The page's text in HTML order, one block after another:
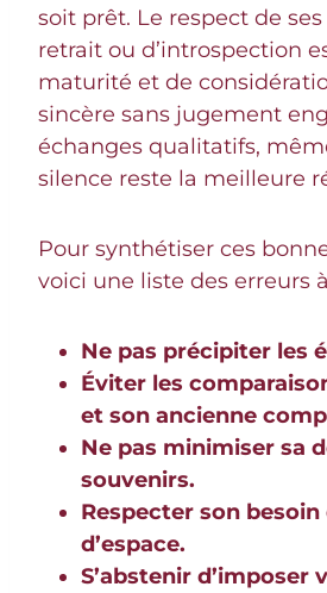
soit prêt. Le respect de
retrait ou d’introspection
maturité et de
sincère sans jugement
échanges qualitatifs,
silence reste la meilleure
Pour synthétiser ces
voici une liste des erreurs
Ne pas précipiter les
Éviter les
et son ancienne
Ne pas minimiser sa
souvenirs.
Respecter son
d’espace.
S’abstenir d’imposer